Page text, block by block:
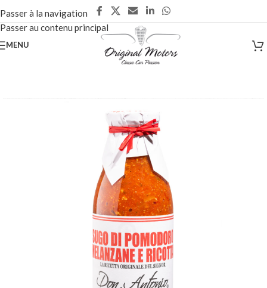
Passer à la navigation
Passer au contenu principal
MENU